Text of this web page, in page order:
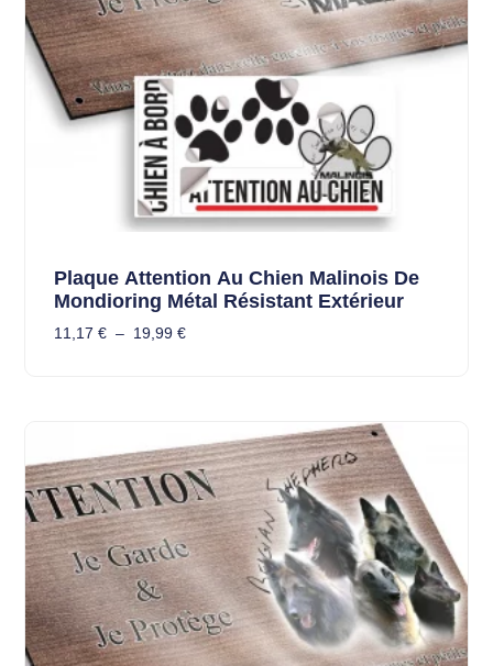
Plaque Attention Au Chien Malinois De
Mondioring Métal Résistant Extérieur
11,17 € – 19,99 €